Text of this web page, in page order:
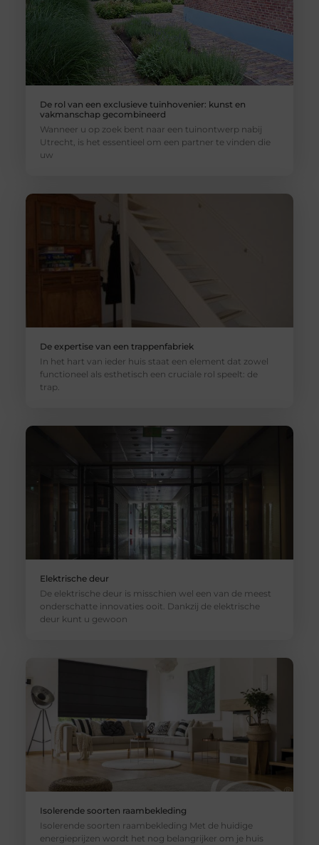
De rol van een exclusieve tuinhovenier: kunst en
vakmanschap gecombineerd
Wanneer u op zoek bent naar een tuinontwerp nabij
Utrecht, is het essentieel om een partner te vinden die
uw
De expertise van een trappenfabriek
In het hart van ieder huis staat een element dat zowel
functioneel als esthetisch een cruciale rol speelt: de
trap.
Elektrische deur
De elektrische deur is misschien wel een van de meest
onderschatte innovaties ooit. Dankzij de elektrische
deur kunt u gewoon
Isolerende soorten raambekleding
Isolerende soorten raambekleding Met de huidige
energieprijzen wordt het nog belangrijker om je huis